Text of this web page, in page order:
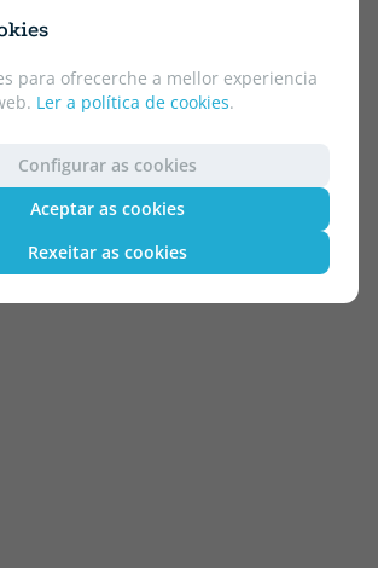
para ofrecerche a mellor experiencia
Ler a política de cookies.
Configurar as cookies
Aceptar as cookies
Rexeitar as cookies